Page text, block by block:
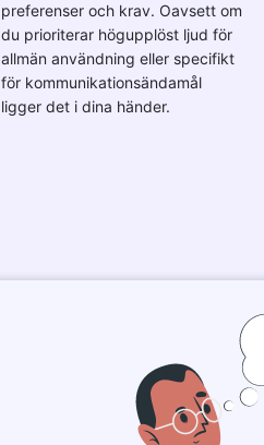
preferenser och krav. Oavsett om
du prioriterar högupplöst ljud för
allmän användning eller specifikt
för kommunikationsändamål
ligger det i dina händer.